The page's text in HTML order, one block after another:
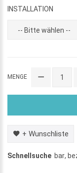
INSTALLATION
MENGE
+ Wunschliste
Schnellsuche bar,